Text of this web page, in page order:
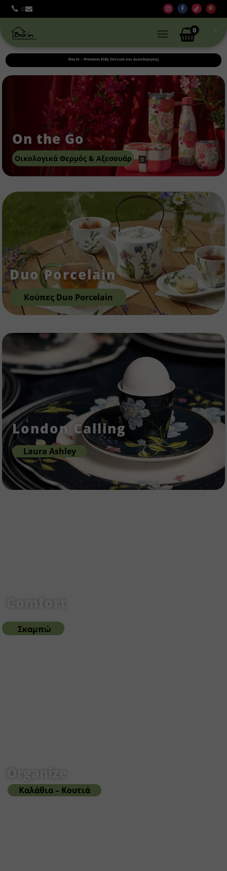
 
0
Box in – Premium Είδη Σπιτιού και Διακόσμησης
On the Go
Οικολογικά Θερμός & Αξεσουάρ
Duo Porcelain
Κούπες Duo Porcelain
London Calling
Laura Ashley
Σκαμπώ
Organize
Καλάθια – Κουτιά